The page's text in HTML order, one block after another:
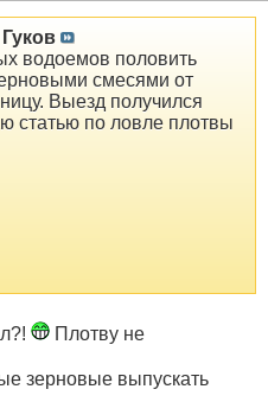
водоемов половить
смесями от
Выезд получился
статью по ловле плотвы
Плотву не
зерновые выпускать